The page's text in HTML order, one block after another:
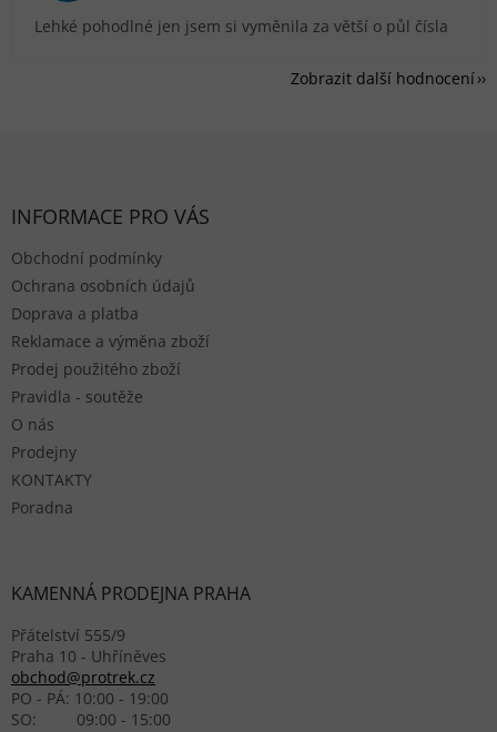
Lehké pohodlné jen jsem si vyměnila za větší o půl čísla
Zobrazit další hodnocení
INFORMACE PRO VÁS
Obchodní podmínky
Ochrana osobních údajů
Doprava a platba
Reklamace a výměna zboží
Prodej použitého zboží
Pravidla - soutěže
O nás
Prodejny
KONTAKTY
Poradna
KAMENNÁ PRODEJNA PRAHA
Přátelství 555/9
Praha 10 - Uhříněves
obchod@protrek.cz
PO - PÁ: 10:00 - 19:00
SO: 09:00 - 15:00